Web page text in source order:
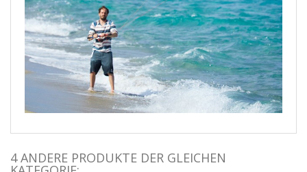
4 ANDERE PRODUKTE DER GLEICHEN